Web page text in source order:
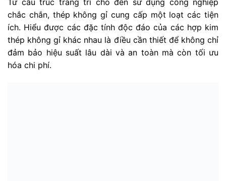
Từ cấu trúc trang trí cho đến sử dụng công nghiệp
chắc chắn, thép không gỉ cung cấp một loạt các tiện
ích. Hiểu được các đặc tính độc đáo của các hợp kim
thép không gỉ khác nhau là điều cần thiết để không chỉ
đảm bảo hiệu suất lâu dài và an toàn mà còn tối ưu
hóa chi phí.